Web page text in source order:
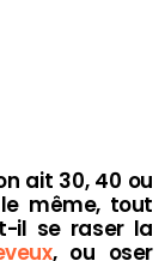
ait 30, 40 ou
même, tout
il se raser la
, ou oser